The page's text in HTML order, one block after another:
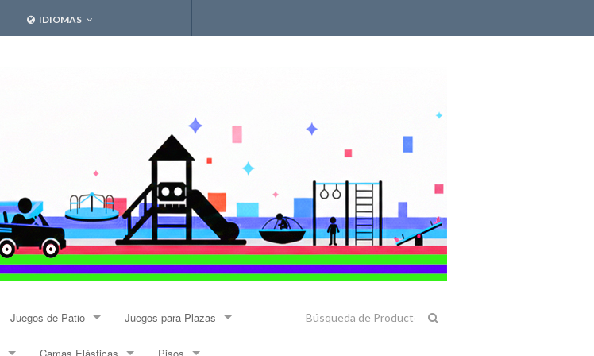
IDIOMAS
Juegos de Patio Juegos para Plazas